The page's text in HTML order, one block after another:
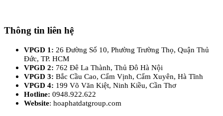
Thông tin liên hệ
VPGD 1: 26 Đường Số 10, Phường Trường Thọ, Quận Thủ
Đức, TP. HCM
VPGD 2: 762 Đê La Thành, Thủ Đô Hà Nội
VPGD 3: Bắc Cầu Cao, Cẩm Vịnh, Cẩm Xuyên, Hà Tĩnh
VPGD 4: 199 Võ Văn Kiệt, Ninh Kiều, Cần Thơ
Hotline: 0948.922.622
Website: hoaphatdatgroup.com